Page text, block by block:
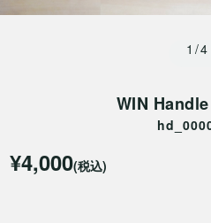
1/4
WIN
¥4,000(税込)